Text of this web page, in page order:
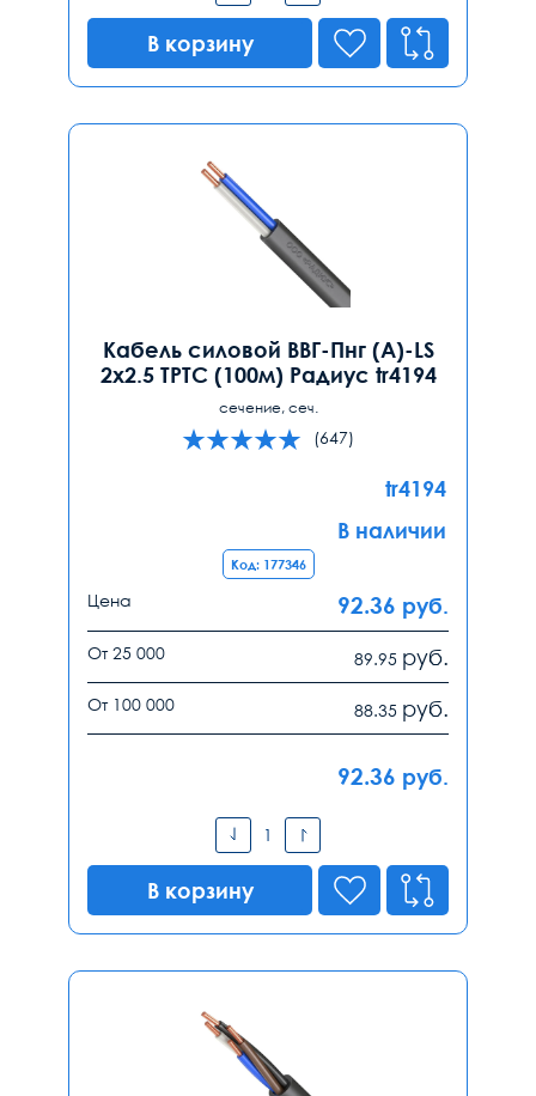
В корзину
Кабель силовой ВВГ-Пнг (А)-LS
2х2.5 ТРТС (100м) Радиус tr4194
сечение, сеч.
(647)
tr4194
В наличии
Код: 177346
Цена 92.36 руб.
От 25 000 89.95 руб.
От 100 000 88.35 руб.
92.36 руб.
В корзину